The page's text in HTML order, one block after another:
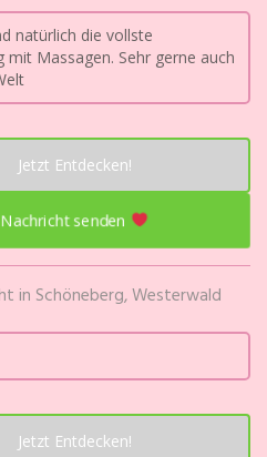
natürlich die vollste
mit Massagen. Sehr gerne auch
Jetzt Entdecken!
Nachricht senden
in Schöneberg, Westerwald
Jetzt Entdecken!